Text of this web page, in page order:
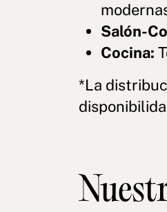
Salón-
Cocina:
*La